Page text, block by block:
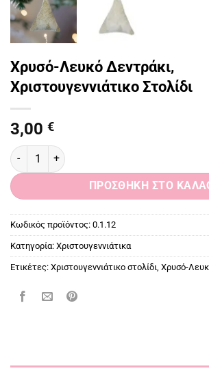
Χρυσό-Λευκό Δεντράκι,
Χριστουγεννιάτικο Στολίδι
3,00 €
Χρυσό-Λευκό Δεντράκι, Χριστουγεννιάτικο
ΠΡΟΣΘΉΚΗ ΣΤΟ
Κωδικός προϊόντος: 0.1.12
Κατηγορία: Χριστουγεννιάτικα
Ετικέτες: Χριστουγεννιάτικο στολίδι Χρυσό-